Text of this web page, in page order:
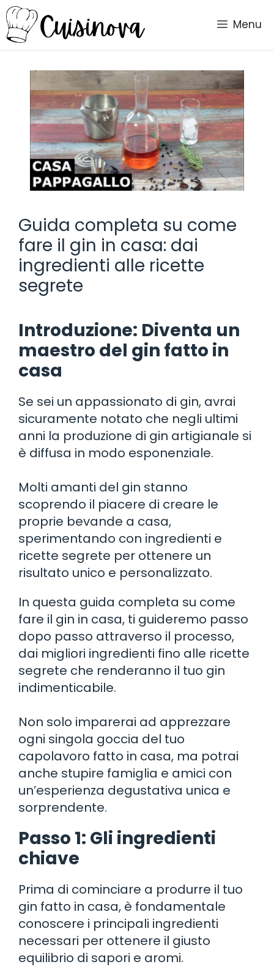
Vai
al
contenuto
Menu
Guida completa su come
fare il gin in casa: dai
ingredienti alle ricette
segrete
Introduzione: Diventa un
maestro del gin fatto in
casa
Se sei un appassionato di gin, avrai
sicuramente notato che negli ultimi
anni la produzione di gin artigianale si
è diffusa in modo esponenziale.
Molti amanti del gin stanno
scoprendo il piacere di creare le
proprie bevande a casa,
sperimentando con ingredienti e
ricette segrete per ottenere un
risultato unico e personalizzato.
In questa guida completa su come
fare il gin in casa, ti guideremo passo
dopo passo attraverso il processo,
dai migliori ingredienti fino alle ricette
segrete che renderanno il tuo gin
indimenticabile.
Non solo imparerai ad apprezzare
ogni singola goccia del tuo
capolavoro fatto in casa, ma potrai
anche stupire famiglia e amici con
un’esperienza degustativa unica e
sorprendente.
Passo 1: Gli ingredienti
chiave
Prima di cominciare a produrre il tuo
gin fatto in casa, è fondamentale
conoscere i principali ingredienti
necessari per ottenere il giusto
equilibrio di sapori e aromi.